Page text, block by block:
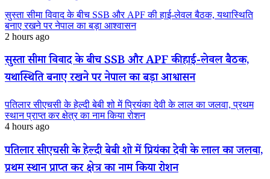
सुस्ता सीमा विवाद के बीच SSB और APF की हाई-लेवल बैठक, यथास्थिति
बनाए रखने पर नेपाल का बड़ा आश्वासन
2 hours ago
सुस्ता सीमा विवाद के बीच SSB और APF की हाई-लेवल बैठक,
यथास्थिति बनाए रखने पर नेपाल का बड़ा आश्वासन
पतिलार सीएचसी के हेल्दी बेबी शो में प्रियंका देवी के लाल का जलवा, प्रथम
स्थान प्राप्त कर क्षेत्र का नाम किया रोशन
4 hours ago
पतिलार सीएचसी के हेल्दी बेबी शो में प्रियंका देवी के लाल का जलवा,
प्रथम स्थान प्राप्त कर क्षेत्र का नाम किया रोशन